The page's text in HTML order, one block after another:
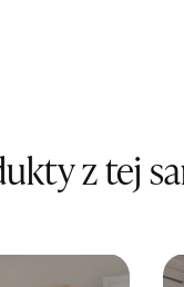
z tej